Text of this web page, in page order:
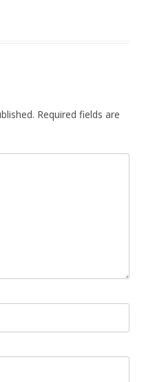
Required fields are